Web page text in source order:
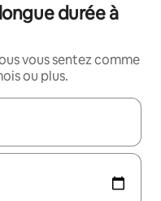
durée à
vous sentez comme
ou plus.
les flèches vers le